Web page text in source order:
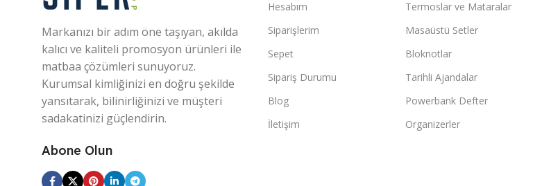
Markanızı bir adım öne taşıyan, akılda
kalıcı ve kaliteli promosyon ürünleri ile
matbaa çözümleri sunuyoruz.
Kurumsal kimliğinizi en doğru şekilde
yansıtarak, bilinirliğinizi ve müşteri
sadakatinizi güçlendirin.
Abone Olun
Hesabım
Siparişlerim
Sepet
Sipariş Durumu
Blog
İletişim
Termoslar ve Mataralar
Masaüstü Setler
Bloknotlar
Tarihli Ajandalar
Powerbank Defter
Organizerler